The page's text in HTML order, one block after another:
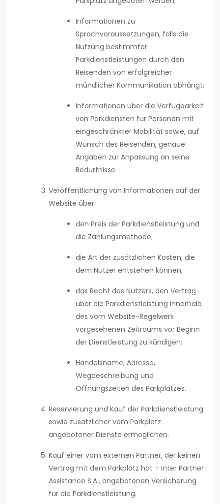
Informationen zu
Sprachvoraussetzungen, falls die
Nutzung bestimmter
Parkdienstleistungen durch den
Reisenden von erfolgreicher
mündlicher Kommunikation abhängt;
Informationen über die Verfügbarkeit
von Parkdiensten für Personen mit
eingeschränkter Mobilität sowie, auf
Wunsch des Reisenden, genaue
Angaben zur Anpassung an seine
Bedürfnisse.
Veröffentlichung von Informationen auf der
Website über:
den Preis der Parkdienstleistung und
die Zahlungsmethode;
die Art der zusätzlichen Kosten, die
dem Nutzer entstehen können;
das Recht des Nutzers, den Vertrag
über die Parkdienstleistung innerhalb
des vom Website-Regelwerk
vorgesehenen Zeitraums vor Beginn
der Dienstleistung zu kündigen;
Handelsname, Adresse,
Wegbeschreibung und
Öffnungszeiten des Parkplatzes.
Reservierung und Kauf der Parkdienstleistung
sowie zusätzlicher vom Parkplatz
angebotener Dienste ermöglichen.
Kauf einer vom externen Partner, der keinen
Vertrag mit dem Parkplatz hat – Inter Partner
Assistance S.A., angebotenen Versicherung
für die Parkdienstleistung.